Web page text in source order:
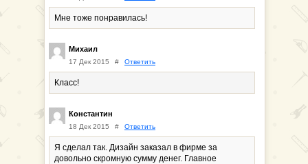
Мне тоже понравилась!
Михаил
17 Дек 2015 # Ответить
Класс!
Константин
18 Дек 2015 # Ответить
Я сделал так. Дизайн заказал в фирме за
довольно скромную сумму денег. Главное